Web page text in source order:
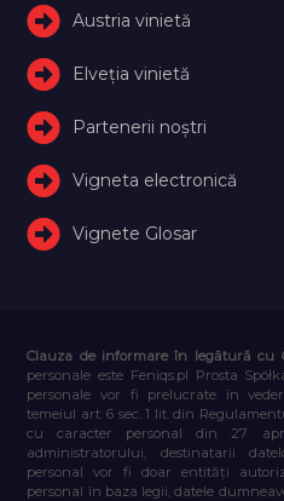
Austria vinietă
Elveţia vinietă
Partenerii noștri
Vigneta electronică
Vignete Glosar
Clauza de informare în legătură cu
personale este Feniqs.pl Prosta
personale vor fi prelucrate în
temeiul art. 6 sec. 1 lit. din
cu caracter personal din 27
administratorului, destinatarii
personal vor fi doar entități
personal în baza legii, datele